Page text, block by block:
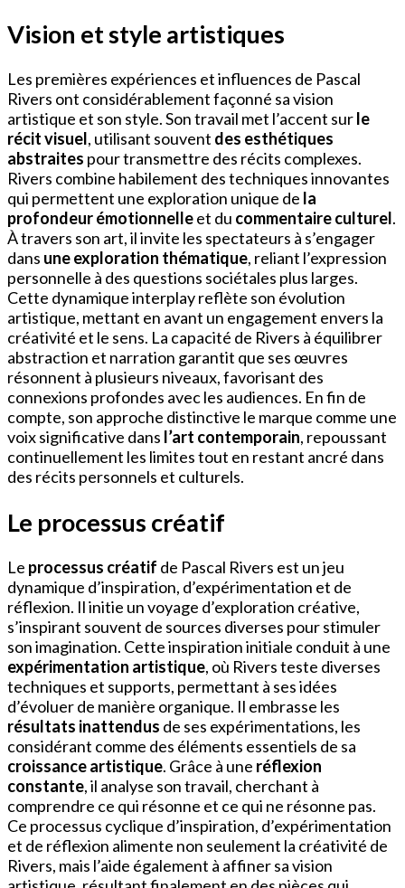
Vision et style artistiques
Les premières expériences et influences de Pascal
Rivers ont considérablement façonné sa vision
artistique et son style. Son travail met l’accent surle
récit visuel, utilisant souvent des esthétiques
abstraites pour transmettre des récits complexes.
Rivers combine habilement des techniques innovantes
qui permettent une exploration unique de la
profondeur émotionnelleet du commentaire culturel.
À travers son art, il invite les spectateurs à s’engager
dans une exploration thématique, reliant l’expression
personnelle à des questions sociétales plus larges.
Cette dynamique interplay reflète son évolution
artistique, mettant en avant un engagement envers la
créativité et le sens. La capacité de Rivers à équilibrer
abstraction et narration garantit que ses œuvres
résonnent à plusieurs niveaux, favorisant des
connexions profondes avec les audiences. En fin de
compte, son approche distinctive le marque comme une
voix significative dans l’art contemporain, repoussant
continuellement les limites tout en restant ancré dans
des récits personnels et culturels.
Le processus créatif
Le processus créatif de Pascal Rivers est un jeu
dynamique d’inspiration, d’expérimentation et de
réflexion. Il initie un voyage d’exploration créative,
s’inspirant souvent de sources diverses pour stimuler
son imagination. Cette inspiration initiale conduit à une
expérimentation artistique, où Rivers teste diverses
techniques et supports, permettant à ses idées
d’évoluer de manière organique. Il embrasse les
résultats inattendus de ses expérimentations, les
considérant comme des éléments essentiels de sa
croissance artistique. Grâce à une réflexion
constante, il analyse son travail, cherchant à
comprendre ce qui résonne et ce qui ne résonne pas.
Ce processus cyclique d’inspiration, d’expérimentation
et de réflexion alimente non seulement la créativité de
Rivers, mais l’aide également à affiner sa vision